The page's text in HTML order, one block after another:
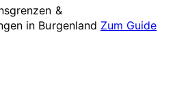
&
in Burgenland Zum Guide